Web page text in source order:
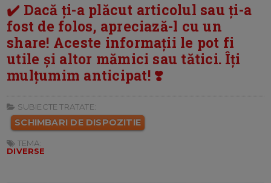
✔️ Dacă ți-a plăcut articolul sau ți-a
fost de folos, apreciază-l cu un
share! Aceste informații le pot fi
utile și altor mămici sau tătici. Îți
mulțumim anticipat! ❣️
SUBIECTE TRATATE:
SCHIMBARI DE DISPOZITIE
TEMA:
DIVERSE